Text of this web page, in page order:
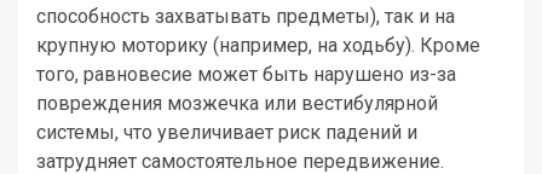
способность захватывать предметы), так и на
крупную моторику (например, на ходьбу). Кроме
того, равновесие может быть нарушено из-за
повреждения мозжечка или вестибулярной
системы, что увеличивает риск падений и
затрудняет самостоятельное передвижение.